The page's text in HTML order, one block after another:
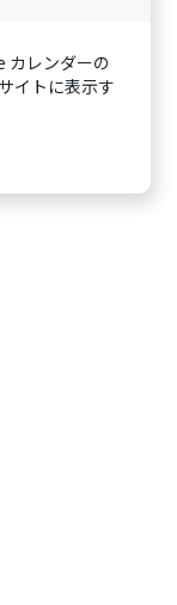
カレンダーの
イトに表示す